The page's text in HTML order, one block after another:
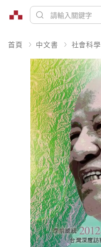
首頁 中文書 社會科學